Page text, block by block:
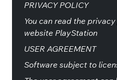
PRIVACY POLICY
You can read the
website PlayStation
USER AGREEMENT
Software subject to